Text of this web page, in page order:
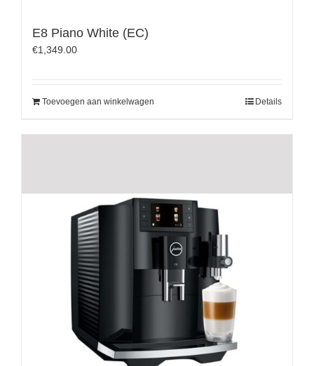
E8 Piano White (EC)
€1,349.00
Toevoegen aan winkelwagen Details